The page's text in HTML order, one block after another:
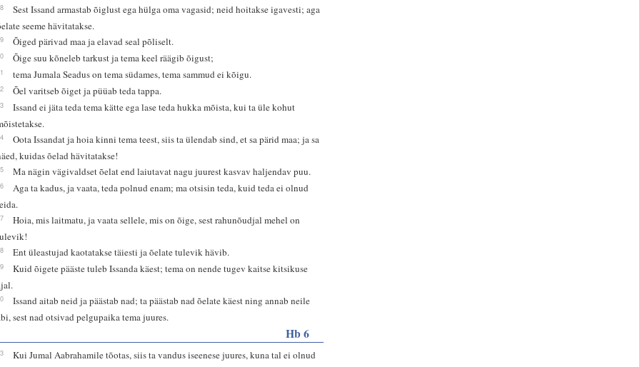
Sest Issand armastab õiglust ega hülga oma vagasid; neid hoitakse igavesti; aga
seeme hävitatakse.
Õiged pärivad maa ja elavad seal põliselt.
Õige suu kõneleb tarkust ja tema keel räägib õigust;
tema Jumala Seadus on tema südames, tema sammud ei kõigu.
Õel varitseb õiget ja püüab teda tappa.
Issand ei jäta teda tema kätte ega lase teda hukka mõista, kui ta üle kohut
Oota Issandat ja hoia kinni tema teest, siis ta ülendab sind, et sa pärid maa; ja sa
kuidas õelad hävitatakse!
Ma nägin vägivaldset õelat end laiutavat nagu juurest kasvav haljendav puu.
Aga ta kadus, ja vaata, teda polnud enam; ma otsisin teda, kuid teda ei olnud
Hoia, mis laitmatu, ja vaata sellele, mis on õige, sest rahunõudjal mehel on
Ent üleastujad kaotatakse täiesti ja õelate tulevik hävib.
Kuid õigete pääste tuleb Issanda käest; tema on nende tugev kaitse kitsikuse
Issand aitab neid ja päästab nad; ta päästab nad õelate käest ning annab neile
sest nad otsivad pelgupaika tema juures.
Hb 6
Kui Jumal Aabrahamile tõotas, siis ta vandus iseenese juures, kuna tal ei olnud